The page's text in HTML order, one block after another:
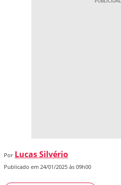
Por Lucas Silvério
Publicado em 24/01/2025 às 09h00